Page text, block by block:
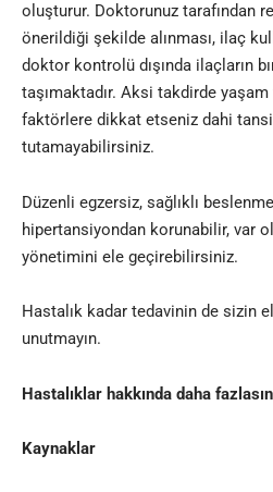
oluşturur. Doktorunuz tarafından
önerildiği şekilde alınması, ilaç
doktor kontrolü dışında ilaçların
taşımaktadır. Aksi takdirde yaşam
faktörlere dikkat etseniz dahi
tutamayabilirsiniz.
Düzenli egzersiz, sağlıklı
hipertansiyondan korunabilir, var
yönetimini ele geçirebilirsiniz.
Hastalık kadar tedavinin de sizin
unutmayın.
Hastalıklar hakkında daha
Kaynaklar